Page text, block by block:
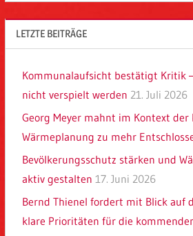
LETZTE BEITRÄGE
Kommunalaufsicht bestätigt Kritik
nicht verspielt werden 21. Juli 2026
Georg Meyer mahnt im Kontext
Wärmeplanung zu mehr
Bevölkerungsschutz stärken und
aktiv gestalten 17. Juni 2026
Bernd Thienel fordert mit Blick auf
klare Prioritäten für die